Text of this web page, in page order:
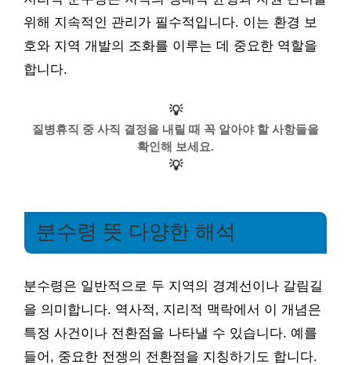
위해 지속적인 관리가 필수적입니다. 이는 환경 보
호와 지역 개발의 조화를 이루는 데 중요한 역할을
합니다.
💡
질병휴직 중 사직 결정을 내릴 때 꼭 알아야 할 사항들을
확인해 보세요.
💡
분수령 뜻 다양한 해석
분수령은 일반적으로 두 지역의 경계선이나 갈림길
을 의미합니다. 역사적, 지리적 맥락에서 이 개념은
특정 사건이나 전환점을 나타낼 수 있습니다. 예를
들어, 중요한 전쟁의 전환점을 지칭하기도 합니다.